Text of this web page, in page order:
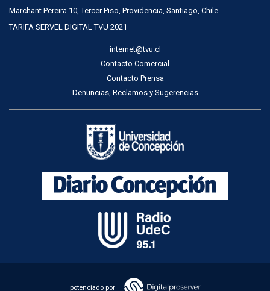
Marchant Pereira 10, Tercer Piso, Providencia, Santiago, Chile
TARIFA SERVEL DIGITAL TVU 2021
internet@tvu.cl
Contacto Comercial
Contacto Prensa
Denuncias, Reclamos y Sugerencias
potenciado por